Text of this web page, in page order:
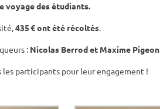
voyage des étudiants.
435 € ont été récoltés.
: Nicolas Berrod et Maxime Pigeon
les participants pour leur engagement !